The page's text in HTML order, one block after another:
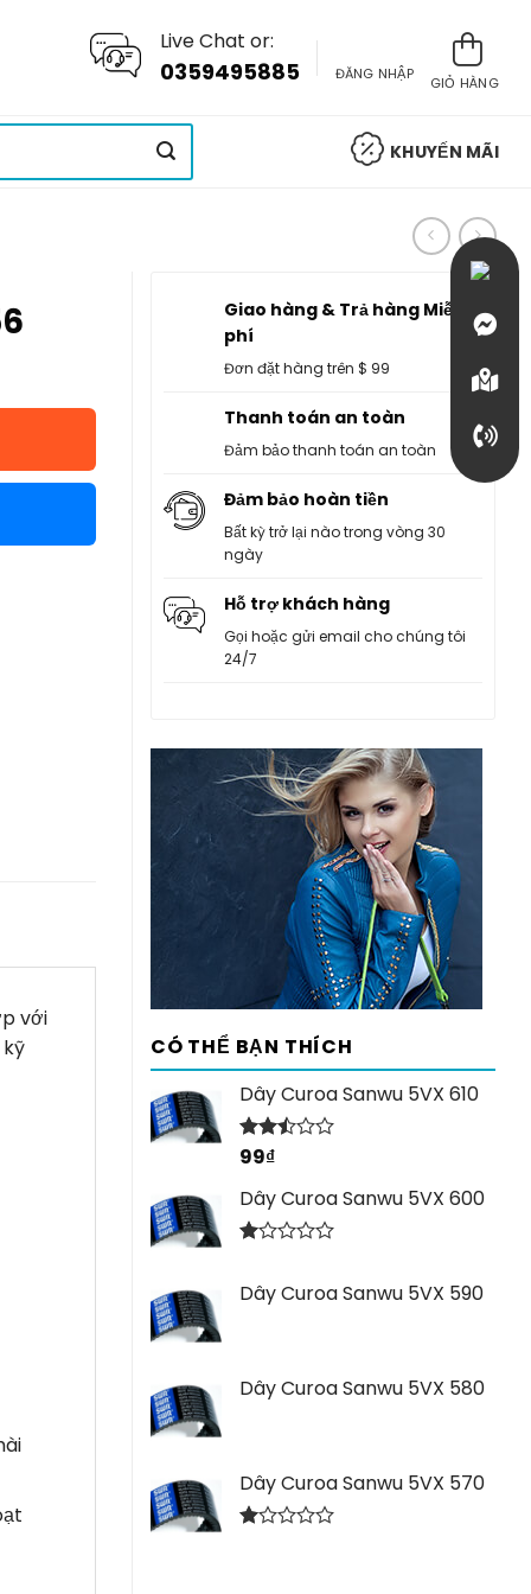
Live Chat or:
0359495885 ĐĂNG NHẬP
GIỎ HÀNG
KHUYẾN MÃI
Giao hàng & Trả hàng Miễn
phí
Đơn đặt hàng trên $ 99
Thanh toán an toàn
Đảm bảo thanh toán an toàn
Đảm bảo hoàn tiền
Bất kỳ trở lại nào trong vòng 30
ngày
Hỗ trợ khách hàng
Gọi hoặc gửi email cho chúng tôi
24/7
CÓ THỂ BẠN THÍCH
Dây Curoa Sanwu 5VX 610
Được
hạng
2.44
5 sao
99₫
Dây Curoa Sanwu 5VX 600
hạng
Dây Curoa Sanwu 5VX 590
Dây Curoa Sanwu 5VX 580
Dây Curoa Sanwu 5VX 570
với